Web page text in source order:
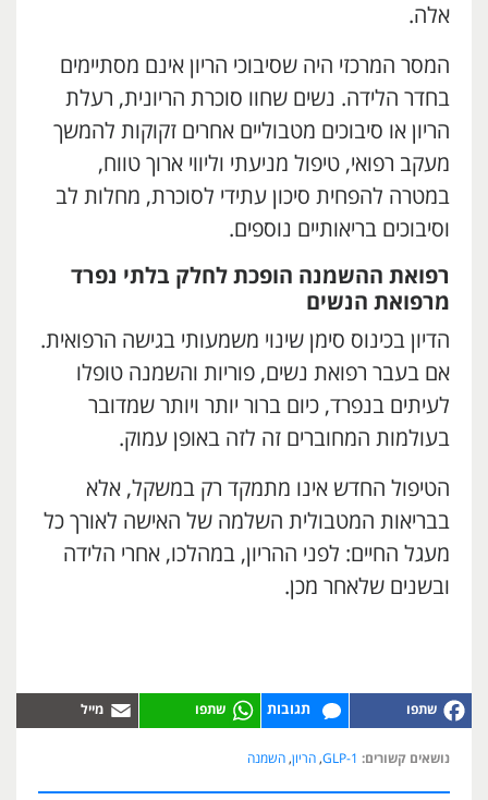
אלה.
המסר המרכזי היה שסיבוכי הריון אינם מסתיימים
בחדר הלידה. נשים שחוו סוכרת הריונית, רעלת
הריון או סיבוכים מטבוליים אחרים זקוקות להמשך
מעקב רפואי, טיפול מניעתי וליווי ארוך טווח,
במטרה להפחית סיכון עתידי לסוכרת, מחלות לב
וסיבוכים בריאותיים נוספים.
רפואת ההשמנה הופכת לחלק בלתי נפרד
מרפואת הנשים
הדיון בכינוס סימן שינוי משמעותי בגישה הרפואית.
אם בעבר רפואת נשים, פוריות והשמנה טופלו
לעיתים בנפרד, כיום ברור יותר ויותר שמדובר
בעולמות המחוברים זה לזה באופן עמוק.
הטיפול החדש אינו מתמקד רק במשקל, אלא
בבריאות המטבולית השלמה של האישה לאורך כל
מעגל החיים: לפני ההריון, במהלכו, אחרי הלידה
ובשנים שלאחר מכן.
תגובות
נושאים קשורים: GLP-1
, הריון, השמנה